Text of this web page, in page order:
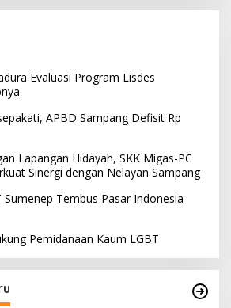
Evaluasi Program Lisdes
APBD Sampang Defisit Rp
Lapangan Hidayah, SKK Migas-PC
Sinergi dengan Nelayan Sampang
Sumenep Tembus Pasar Indonesia
Pemidanaan Kaum LGBT